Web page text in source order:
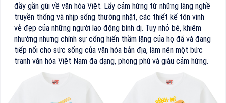
đầy gần gũi về văn hóa Việt. Lấy cảm hứng từ những làng nghề
truyền thống và nhịp sống thường nhật, các thiết kế tôn vinh
vẻ đẹp của những người lao động bình dị. Tuy nhỏ bé, khiêm
nhường nhưng chính sự cống hiến thầm lặng của họ đã và đang
tiếp nối cho sức sống của văn hóa bản địa, làm nên một bức
tranh văn hóa Việt Nam đa dạng, phong phú và giàu cảm hứng.